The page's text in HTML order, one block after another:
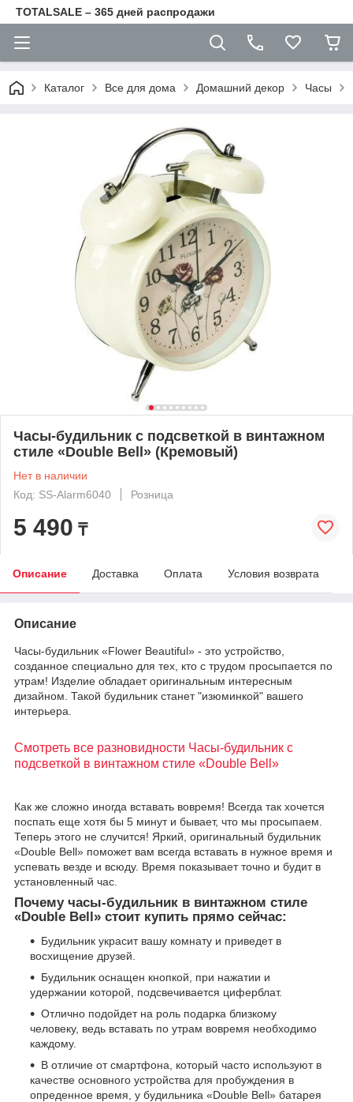
TOTALSALE – 365 дней распродажи
Каталог Все для дома Домашний декор Часы
Часы-будильник с подсветкой в винтажном
стиле «Double Bell» (Кремовый)
Нет в наличии
Код: SS-Alarm6040
Розница
5 490 ₸
Описание Доставка Оплата Условия возврата
Описание
Часы-будильник «Flower Beautiful» - это устройство,
созданное специально для тех, кто с трудом просыпается по
утрам! Изделие обладает оригинальным интересным
дизайном. Такой будильник станет "изюминкой" вашего
интерьера.
Смотреть все разновидности Часы-будильник с
подсветкой в винтажном стиле «Double Bell»
Как же сложно иногда вставать вовремя! Всегда так хочется
поспать еще хотя бы 5 минут и бывает, что мы просыпаем.
Теперь этого не случится! Яркий, оригинальный будильник
«Double Bell» поможет вам всегда вставать в нужное время и
успевать везде и всюду. Время показывает точно и будит в
установленный час.
Почему часы-будильник в винтажном стиле
«Double Bell» стоит купить прямо сейчас:
Будильник украсит вашу комнату и приведет в
восхищение друзей.
Будильник оснащен кнопкой, при нажатии и
удержании которой, подсвечивается циферблат.
Отлично подойдет на роль подарка близкому
человеку, ведь вставать по утрам вовремя необходимо
каждому.
В отличие от смартфона, который часто используют в
качестве основного устройства для пробуждения в
опреденное время, у будильника «Double Bell» батарея